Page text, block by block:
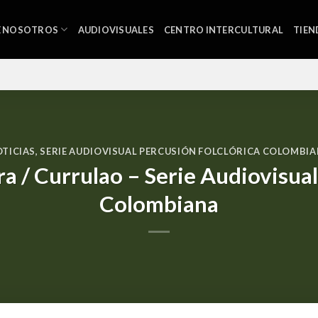
NOSOTROS AUDIOVISUALES CENTRO INTERCULTURAL
,SERIE AUDIOVISUAL PERCUSIÓN FOLCLÓRICA
/ Currulao – Serie
Colombiana